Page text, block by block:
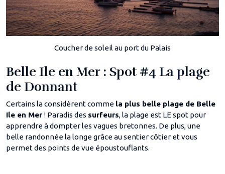
Coucher de soleil au port du Palais
Belle Ile en Mer : Spot #4 La plage
de Donnant
Certains la considèrent comme la plus belle plage de Belle
Ile en Mer ! Paradis des surfeurs, la plage est LE spot pour
apprendre à dompter les vagues bretonnes. De plus, une
belle randonnée la longe grâce au sentier côtier et vous
permet des points de vue époustouflants.